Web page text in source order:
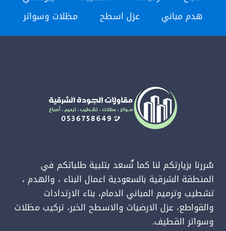
الدمام
–
هدم مباني
عزل اسطح مظلات وسواتر
سُررنا بزيارتكم لنا كما نٌسعد بتلبية طلباتكم في
المنطقة الشرقية بالسعودية اعمال البناء ، والهدم ،
تشطيب وترميم المباني الدمام، بناء الارتدادات
والقواطع، عزل الارضيات والاسطح الخبر، تركيب مظلات
وسواتر القطيف.